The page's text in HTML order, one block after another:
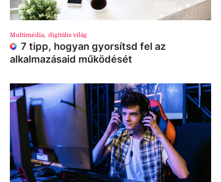
Multimédia, digitális világ
7 tipp, hogyan gyorsítsd fel az
alkalmazásaid működését